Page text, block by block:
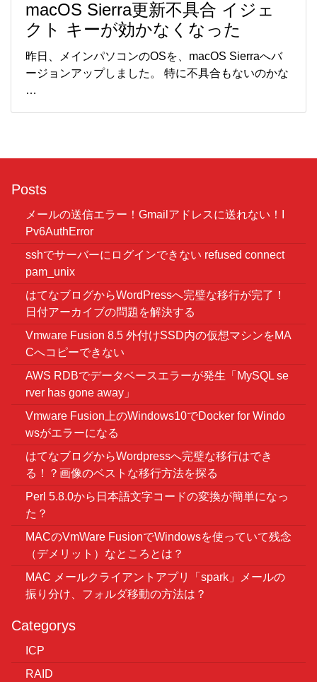
macOS Sierra更新不具合 イジェ
クト キーが効かなくなった
昨日、メインパソコンのOSを、macOS Sierraへバ
ージョンアップしました。 特に不具合もないのかな
Posts
メールの送信エラー！Gmailアドレスに送れない！I
Pv6AuthError
sshでサーバーにログインできない refused connect
pam_unix
はてなブログからWordPressへ完璧な移行が完了！
日付アーカイブの問題を解決する
Vmware Fusion 8.5 外付けSSD内の仮想マシンをMA
Cへコピーできない
AWS RDBでデータベースエラーが発生「MySQL se
rver has gone away」
Vmware Fusion上のWindows10でDocker for Windo
wsがエラーになる
はてなブログからWordpressへ完璧な移行はでき
る！？画像のベストな移行方法を探る
Perl 5.8.0から日本語文字コードの変換が簡単になっ
た？
MACのVmWare FusionでWindowsを使っていて残念
（デメリット）なところとは？
MAC メールクライアントアプリ「spark」メールの
振り分け、フォルダ移動の方法は？
Categorys
ICP
RAID